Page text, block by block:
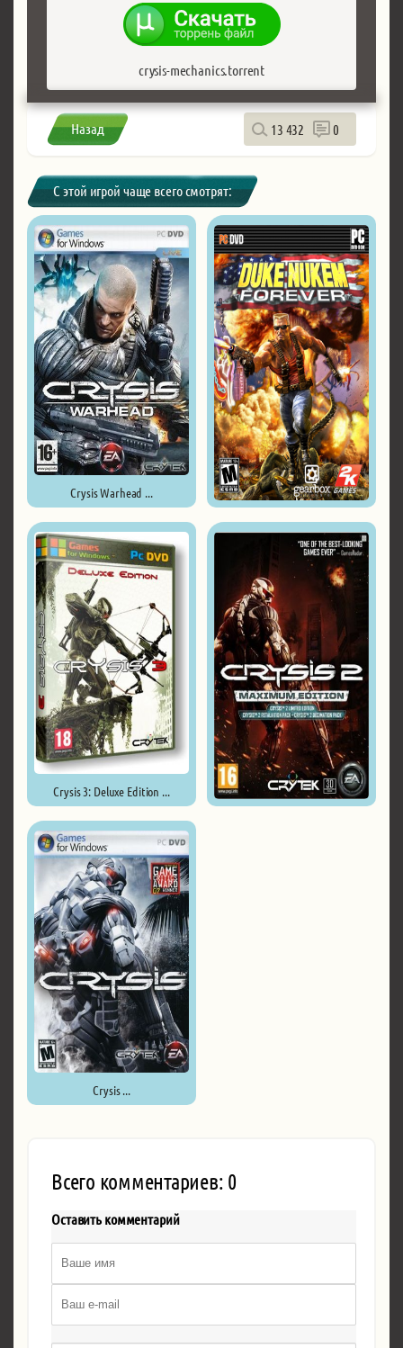
crysis-mechanics.torrent
Назад 13 432 0
С этой игрой чаще всего смотрят:
Crysis Warhead ...
Crysis 3: Deluxe Edition ...
Crysis ...
Всего комментариев: 0
Оставить комментарий